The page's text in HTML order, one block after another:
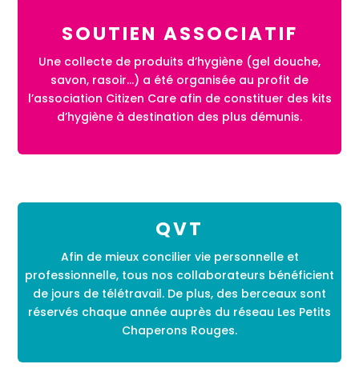
SOUTIEN ASSOCIATIF
Une collecte de produits d’hygiène (gel douche,
savon, rasoir…) a été organisée au profit de
l’association Citizen Care afin de constituer des kits
d’hygiène à destination des plus démunis.
QVT
Afin de mieux concilier vie personnelle et
professionnelle, tous nos collaborateurs bénéficient
de jours de télétravail. De plus, des berceaux sont
réservés chaque année auprès du réseau Les Petits
Chaperons Rouges.